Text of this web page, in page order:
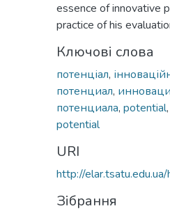
essence of innovative
practice of his
Ключові слова
потенціал,
потенциал,
потенциала, potential,
potential
URI
http://
Зібрання